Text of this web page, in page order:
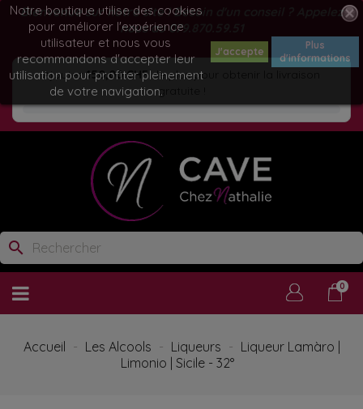
Bienvenue sur notre site ! Besoin d'un conseil ? Appelez
nous au 079.870.59.51
Ajoutez150,00 CHFde plus pour obtenir la livraison
gratuite !
search
Notre boutique utilise des cookies
pour améliorer l'expérience
utilisateur et nous vous
recommandons d'accepter leur
utilisation pour profiter pleinement
de votre navigation.
J'accepte
Plus
d'informations
0
Accueil Les Alcools Liqueurs
Liqueur Lamàro |
Limonio | Sicile - 32°